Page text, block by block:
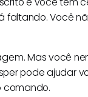
faltando. Você
Mas você
pode ajudar
comando.